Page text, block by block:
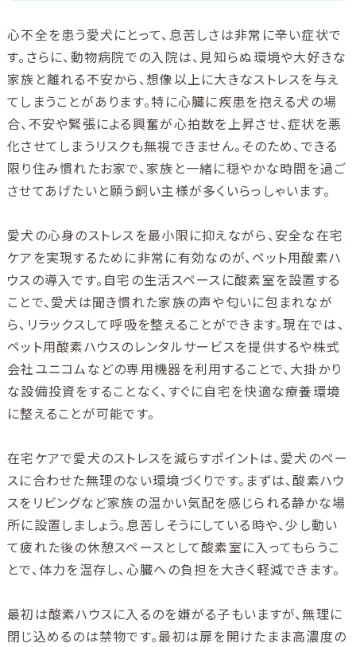
心不全を患う愛犬にとって、息苦しさは非常に辛い症状で
す。さらに、動物病院での入院は、見知らぬ環境や大好きな
家族と離れる不安から、想像以上に大きなストレスを与え
てしまうことがあります。特に心臓に疾患を抱える犬の場
合、不安や緊張による興奮が心拍数を上昇させ、症状を悪
化させてしまうリスクも無視できません。そのため、できる
限り住み慣れたお家で、家族と一緒に穏やかな時間を過ご
させてあげたいと願う飼い主様が多くいらっしゃいます。
愛犬の心身のストレスを最小限に抑えながら、安全な在宅
ケアを実現するために非常に有効なのが、ペット用酸素ハ
ウスの導入です。自宅の生活スペースに酸素室を設置する
ことで、愛犬は聞き慣れた家族の声や匂いに包まれなが
ら、リラックスして呼吸を整えることができます。現在では、
ペット用酸素ハウスのレンタルサービスを提供するや株式
会社ユニコムなどの専用機器を利用することで、大掛かり
な設備投資をすることなく、すぐに自宅を快適な療養環境
に整えることが可能です。
在宅ケアで愛犬のストレスを減らすポイントは、愛犬のペー
スに合わせた無理のない環境づくりです。まずは、酸素ハウ
スをリビングなど家族の温かい気配を感じられる静かな場
所に設置しましょう。息苦しそうにしている時や、少し動い
て疲れた後の休憩スペースとして酸素室に入ってもらうこ
とで、体力を温存し、心臓への負担を大きく軽減できます。
最初は酸素ハウスに入るのを嫌がる子もいますが、無理に
閉じ込めるのは禁物です。最初は扉を開けたまま高濃度の